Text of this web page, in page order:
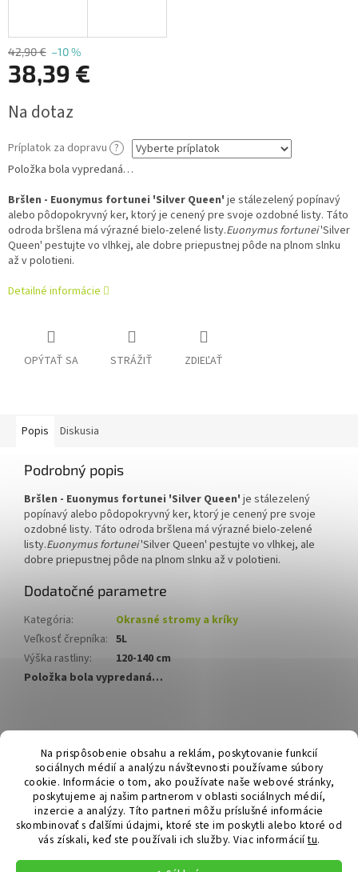
Na prispôsobenie obsahu a reklám, poskytovanie funkcií
sociálnych médií a analýzu návštevnosti používame súbory
cookie. Informácie o tom, ako používate naše webové stránky,
poskytujeme aj našim partnerom v oblasti sociálnych médií,
inzercie a analýzy. Títo partneri môžu príslušné informácie
skombinovať s ďalšími údajmi, ktoré ste im poskytli alebo ktoré od
vás získali, keď ste používali ich služby. Viac informáciítu.
42,90 € –10 %
38,39 €
cena:
Na dotaz
Príplatok za dopravu ?
Položka bola vypredaná…
Bršlen - Euonymus fortunei 'Silver Queen' je stálezelený popínavý
alebo pôdopokryvný ker, ktorý je cenený pre svoje ozdobné listy. Táto
odroda bršlena má výrazné bielo-zelené listy.Euonymus fortunei'Silver
Queen' pestujte vo vlhkej, ale dobre priepustnej pôde na plnom slnku
až v polotieni.
Detailné informácie
OPÝTAŤ SA STRÁŽIŤ ZDIEĽAŤ
Popis Diskusia
Podrobný popis
Bršlen - Euonymus fortunei 'Silver Queen' je stálezelený
popínavý alebo pôdopokryvný ker, ktorý je cenený pre svoje
ozdobné listy. Táto odroda bršlena má výrazné bielo-zelené
listy.Euonymus fortunei'Silver Queen' pestujte vo vlhkej, ale
dobre priepustnej pôde na plnom slnku až v polotieni.
Dodatočné parametre
Kategória:
Okrasné stromy a kríky
Veľkosť črepníka: 5L
Výška rastliny:
120-140 cm
Položka bola vypredaná…
á
Hurmikaki.com
Vytvoril Shoptet